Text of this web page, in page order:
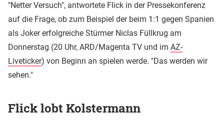
"Netter Versuch", antwortete Flick in der Pressekonferenz
auf die Frage, ob zum Beispiel der beim 1:1 gegen Spanien
als Joker erfolgreiche Stürmer Niclas Füllkrug am
Donnerstag (20 Uhr, ARD/Magenta TV und im AZ-
Liveticker) von Beginn an spielen werde. "Das werden wir
sehen."
Flick lobt Kolstermann